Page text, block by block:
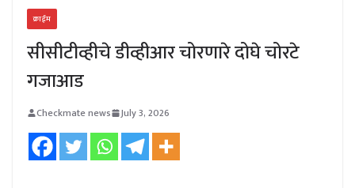
क्राईम
सीसीटीव्हीचे डीव्हीआर चोरणारे दोघे चोरटे
गजाआड
Checkmate news July 3, 2026